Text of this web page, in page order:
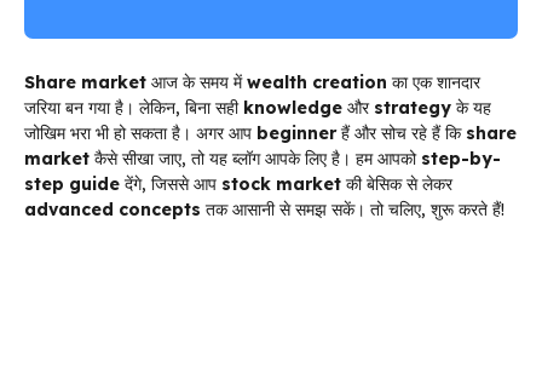
Share market आज के समय मेंwealth creation का एक शानदार
जरिया बन गया है। लेकिन, बिना सही knowledge और strategy के यह
जोखिम भरा भी हो सकता है। अगर आप beginnerहैं और सोच रहे हैं कि share
market कैसे सीखा जाए, तो यह ब्लॉग आपके लिए है। हम आपको step-by-
step guide देंगे, जिससे आप stock market की बेसिक से लेकर
advanced concepts तक आसानी से समझ सकें। तो चलिए, शुरू करते हैं!